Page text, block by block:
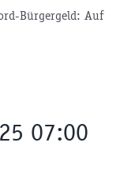
Bürgergeld: Auf
07:00